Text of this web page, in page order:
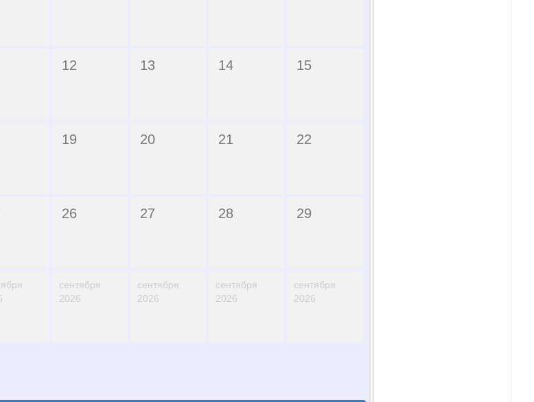
12 13 14 15
19 20 21 22
26 27 28 29
сентября
2026
сентября
2026
сентября
2026
сентября
2026